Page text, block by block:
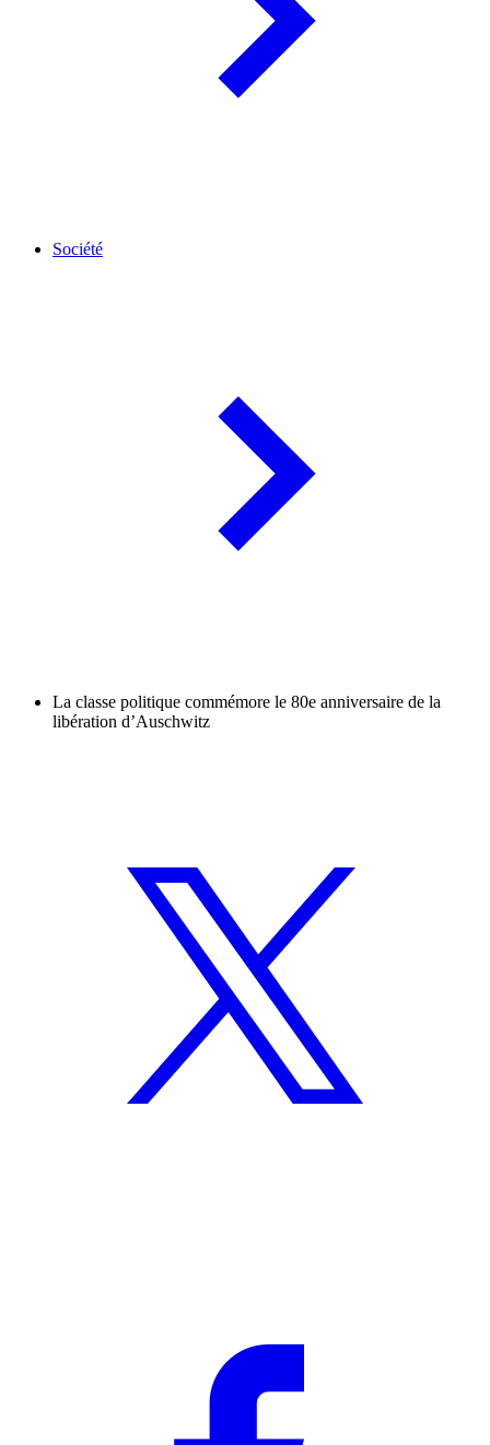
Société
La classe politique commémore le 80e anniversaire de la
libération d’Auschwitz